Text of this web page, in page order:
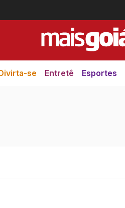
se Entretê Esportes